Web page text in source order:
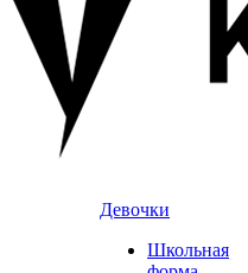
Девочки
Школьная